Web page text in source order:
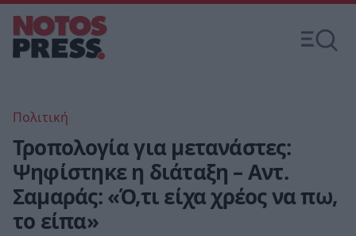
Πολιτική
Τροπολογία για μετανάστες:
Ψηφίστηκε η διάταξη – Αντ.
Σαμαράς: «Ό,τι είχα χρέος να πω,
το είπα»